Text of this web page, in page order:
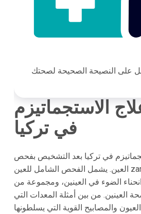
على النصيحة الصحيحة لصحتك
الاستجماتيزم
في تركيا
في تركيا بعد التشخيص بفحص
العين. يشمل الفحص الشامل للعين zarówno انكسارًا سابقًا،
الضوء في العينين، ومجموعة من
العينين. من بين أمثلة المعدات التي
والمصابيح القوية التي يسلطونها